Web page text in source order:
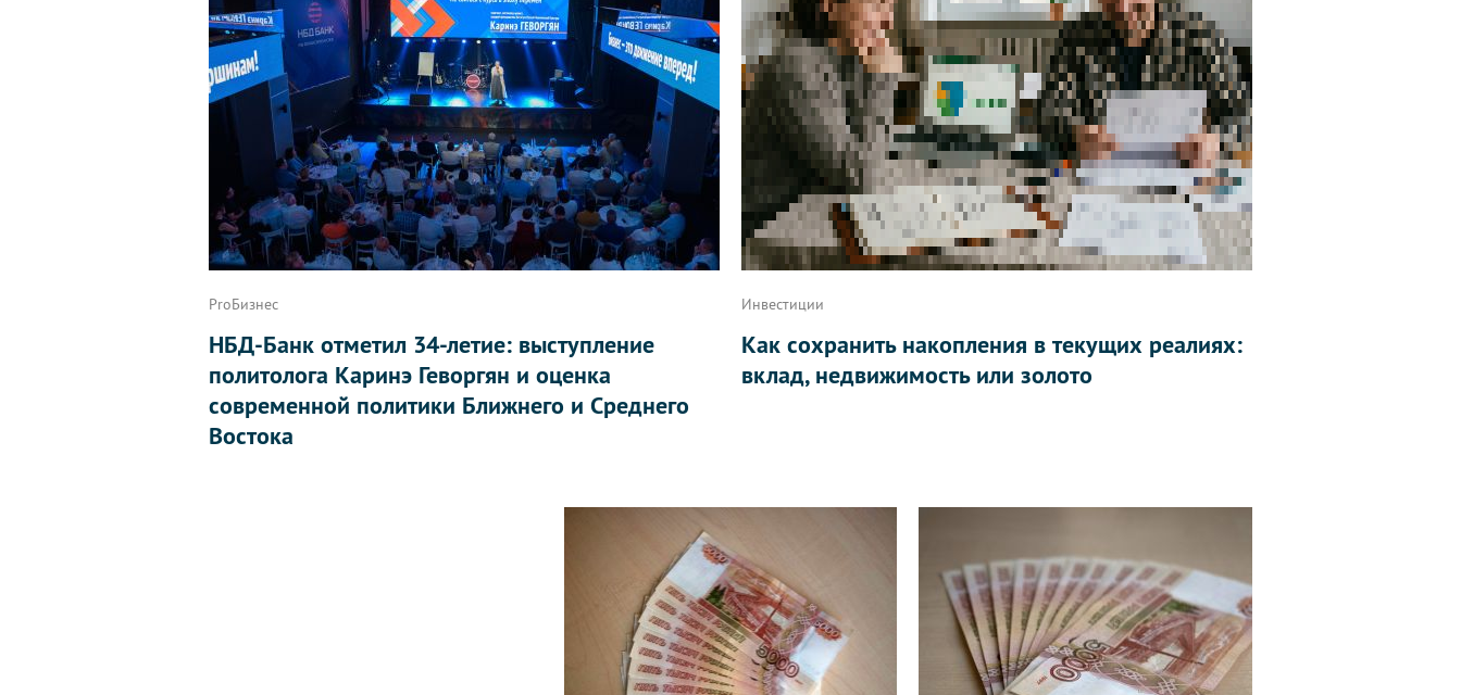
ProБизнес
НБД-Банк отметил 34-летие: выступление
политолога Каринэ Геворгян и оценка
современной политики Ближнего и Среднего
Востока
Инвестиции
Как сохранить накопления в текущих реалиях:
вклад, недвижимость или золото